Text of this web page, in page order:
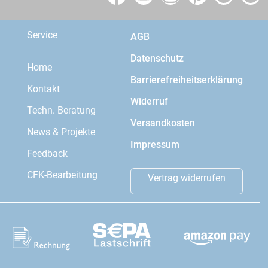
Service
Home
Kontakt
Techn. Beratung
News & Projekte
Feedback
CFK-Bearbeitung
AGB
Datenschutz
Barrierefreiheitserklärung
Widerruf
Versandkosten
Impressum
Vertrag widerrufen